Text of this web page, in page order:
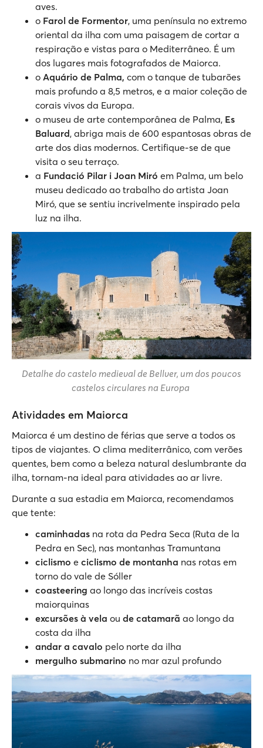
aves.
o Farol de Formentor, uma península no extremo
oriental da ilha com uma paisagem de cortar a
respiração e vistas para o Mediterrâneo. É um
dos lugares mais fotografados de Maiorca.
o Aquário de Palma, com o tanque de tubarões
mais profundo a 8,5 metros, e a maior coleção de
corais vivos da Europa.
o museu de arte contemporânea de Palma, Es
Baluard, abriga mais de 600 espantosas obras de
arte dos dias modernos. Certifique-se de que
visita o seu terraço.
a Fundació Pilar i Joan Miró em Palma, um belo
museu dedicado ao trabalho do artista Joan
Miró, que se sentiu incrivelmente inspirado pela
luz na ilha.
Detalhe do castelo medieval de Bellver, um dos poucos
castelos circulares na Europa
Atividades em Maiorca
Maiorca é um destino de férias que serve a todos os
tipos de viajantes. O clima mediterrânico, com verões
quentes, bem como a beleza natural deslumbrante da
ilha, tornam-na ideal para atividades ao ar livre.
Durante a sua estadia em Maiorca, recomendamos
que tente:
caminhadas na rota da Pedra Seca (Ruta de la
Pedra en Sec), nas montanhas Tramuntana
ciclismo e ciclismo de montanha nas rotas em
torno do vale de Sóller
coasteering ao longo das incríveis costas
maiorquinas
excursões à vela ou de catamarã ao longo da
costa da ilha
andar a cavalo pelo norte da ilha
mergulho submarino no mar azul profundo